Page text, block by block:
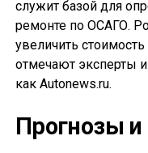
служит базой для
ремонте по ОСАГО.
увеличить
отмечают эксперты и
как Autonews.ru.
Прогнозы и